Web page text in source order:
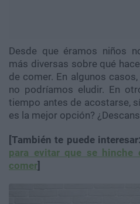
Desde que éramos niños
más diversas sobre qué
de comer. En algunos
no podríamos eludir. En
tiempo antes de acostarse,
es la mejor opción?
[También te puede interesar:
para evitar que se hinche
comer]